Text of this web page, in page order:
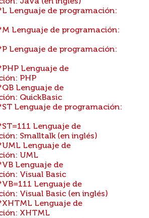
Lenguaje de programación:
Lenguaje de programación:
Lenguaje de programación:
Lenguaje de
PHP
Lenguaje de
QuickBasic
Lenguaje de programación:
Lenguaje de
Smalltalk (en inglés)
Lenguaje de
UML
Lenguaje de
Visual Basic
Lenguaje de
Visual Basic (en inglés)
Lenguaje de
XHTML